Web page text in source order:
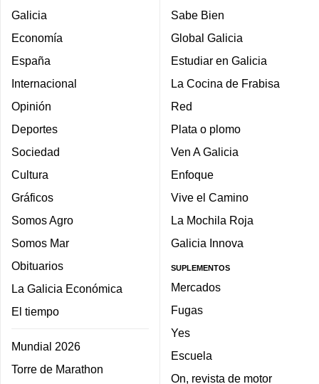
Galicia
Economía
España
Internacional
Opinión
Deportes
Sociedad
Cultura
Gráficos
Somos Agro
Somos Mar
Obituarios
La Galicia Económica
El tiempo
Mundial 2026
Torre de Marathon
Sabe Bien
Global Galicia
Estudiar en Galicia
La Cocina de Frabisa
Red
Plata o plomo
Ven A Galicia
Enfoque
Vive el Camino
La Mochila Roja
Galicia Innova
SUPLEMENTOS
Mercados
Fugas
Yes
Escuela
On, revista de motor